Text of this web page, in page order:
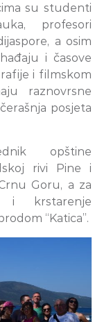
su studenti
profesori
a osim
i časove
i filmskom
raznovrsne
posjeta
opštine
rivi Pine i
Goru, a za
krstarenje
“Katica”.